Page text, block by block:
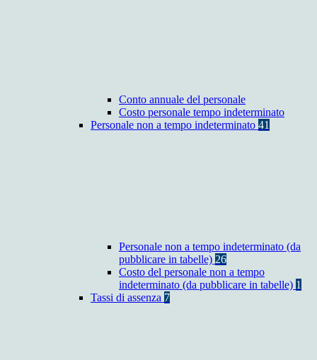
Conto annuale del personale
Costo personale tempo indeterminato
Personale non a tempo indeterminato 41
Personale non a tempo indeterminato (da
pubblicare in tabelle) 26
Costo del personale non a tempo
indeterminato (da pubblicare in tabelle) 1
Tassi di assenza 7